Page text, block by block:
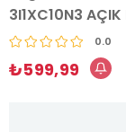
3I1XC10N3
0.0
₺599,99